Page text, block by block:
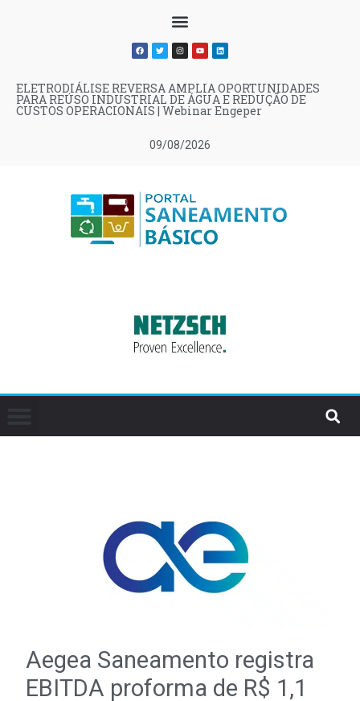
09/08/2026
ELETRODIÁLISE REVERSA AMPLIA OPORTUNIDADES
PARA REÚSO INDUSTRIAL DE ÁGUA E REDUÇÃO DE
CUSTOS OPERACIONAIS | Webinar Engeper
Aegea Saneamento registra
EBITDA proforma de R$ 1,1